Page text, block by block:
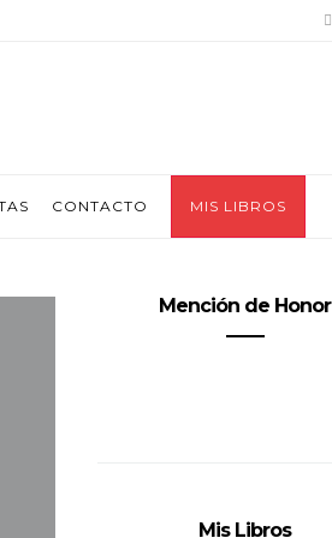
CONTACTO MIS LIBROS
Mención de Honor
Mis Libros